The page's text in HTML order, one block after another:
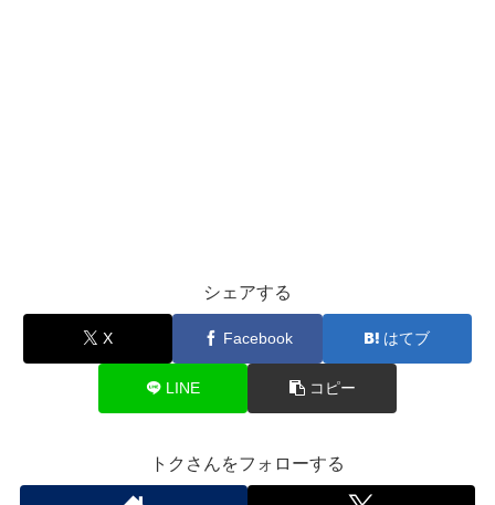
シェアする
X Facebook はてブ
LINE コピー
トクさんをフォローする